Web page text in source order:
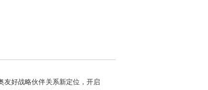
友好战略伙伴关系新定位，开启